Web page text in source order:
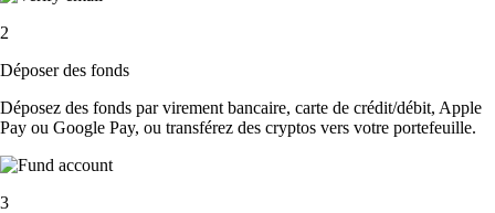
2
Déposer des fonds
Déposez des fonds par virement bancaire, carte de crédit/débit, Apple
Pay ou Google Pay, ou transférez des cryptos vers votre portefeuille.
3